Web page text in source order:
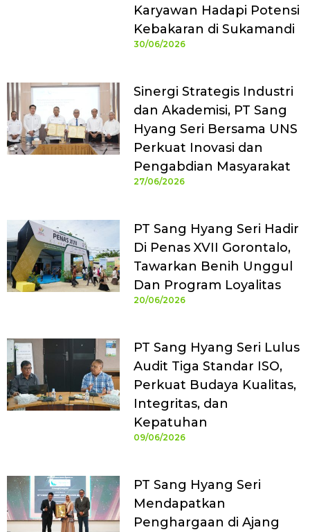
Karyawan Hadapi Potensi
Kebakaran di Sukamandi
30/06/2026
Sinergi Strategis Industri
dan Akademisi, PT Sang
Hyang Seri Bersama UNS
Perkuat Inovasi dan
Pengabdian Masyarakat
27/06/2026
PT Sang Hyang Seri Hadir
Di Penas XVII Gorontalo,
Tawarkan Benih Unggul
Dan Program Loyalitas
20/06/2026
PT Sang Hyang Seri Lulus
Audit Tiga Standar ISO,
Perkuat Budaya Kualitas,
Integritas, dan
Kepatuhan
09/06/2026
PT Sang Hyang Seri
Mendapatkan
Penghargaan di Ajang